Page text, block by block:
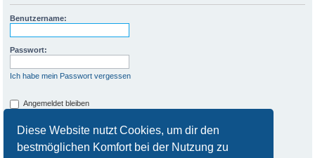
Diese Website nutzt Cookies, um dir den
bestmöglichen Komfort bei der Nutzung zu
Benutzername:
Passwort:
Ich habe mein Passwort vergessen
Angemeldet bleiben